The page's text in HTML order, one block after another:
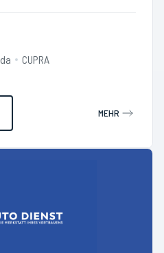
CUPRA
MEHR